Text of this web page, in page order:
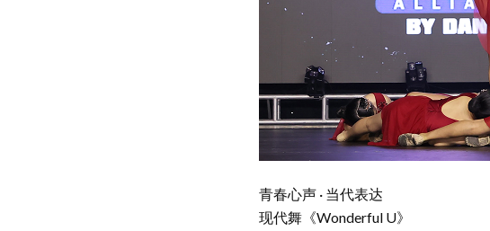
青春心声 · 当代表达
现代舞《Wonderful U》